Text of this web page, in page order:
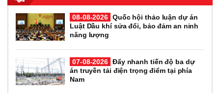
08-08-2026 Quốc hội thảo luận dự án
Luật Dầu khí sửa đổi, bảo đảm an ninh
năng lượng
07-08-2026 Đẩy nhanh tiến độ ba dự
án truyền tải điện trọng điểm tại phía
Nam